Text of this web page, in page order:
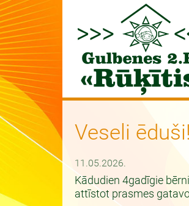
Veseli ēduši!
11.05.2026.
Kādudien 4gadīgie
attīstot prasmes